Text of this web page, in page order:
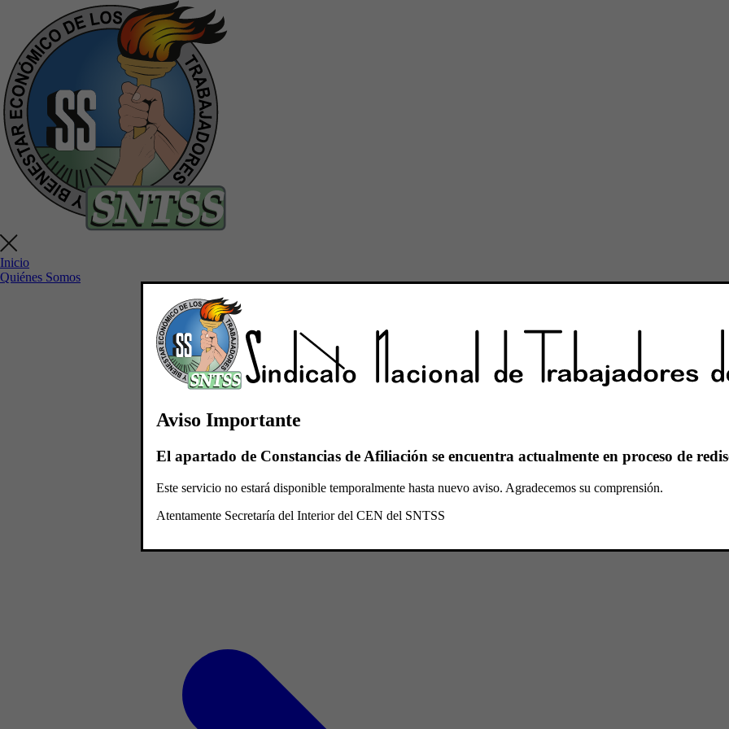
Inicio
Quiénes Somos
Aviso Importante
El apartado de Constancias de Afiliación se encuentra actualmente en proceso de
Este servicio no estará disponible temporalmente hasta nuevo aviso. Agradecemos su comprensión.
Atentamente Secretaría del Interior del CEN del SNTSS